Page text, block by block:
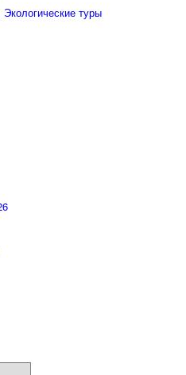
туры